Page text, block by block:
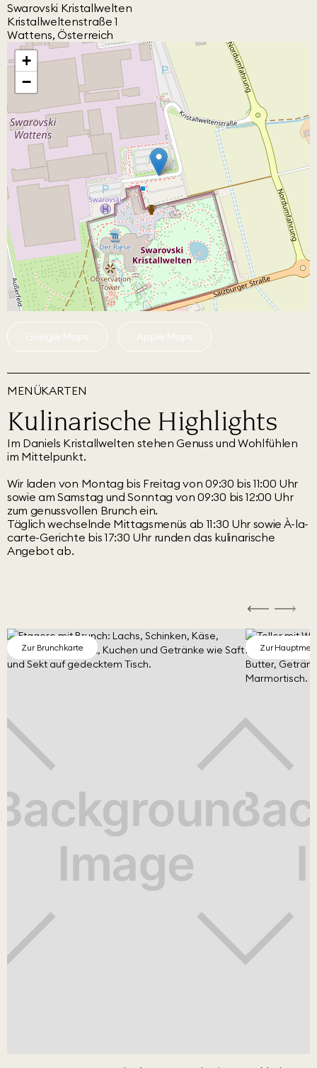
Swarovski Kristallwelten
Kristallweltenstraße 1
Wattens, Österreich
+
−
Google Maps Apple Maps
MENÜKARTEN
Kulinarische Highlights
Im Daniels Kristallwelten stehen Genuss und Wohlfühlen
im Mittelpunkt.
Wir laden von Montag bis Freitag von 09:30 bis 11:00 Uhr
sowie am Samstag und Sonntag von 09:30 bis 12:00 Uhr
zum genussvollen Brunch ein.
Täglich wechselnde Mittagsmenüs ab 11:30 Uhr sowie À-la-
carte-Gerichte bis 17:30 Uhr runden das kulinarische
Angebot ab.
Zur Brunchkarte Zur